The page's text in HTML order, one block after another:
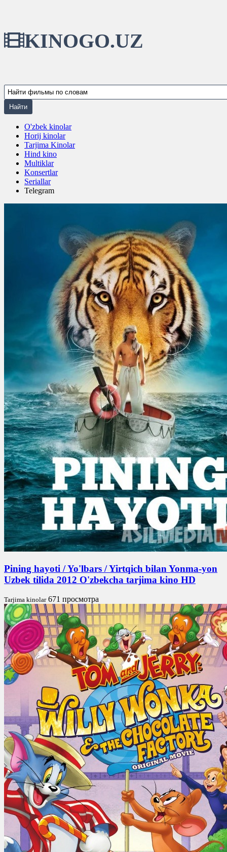
KINOGO.UZ
O'zbek kinolar
Horij kinolar
Tarjima Kinolar
Hind kino
Multiklar
Konsertlar
Seriallar
Telegram
Pining hayoti / Yo'lbars / Yirtqich bilan Yonma-yon
Uzbek tilida 2012 O'zbekcha tarjima kino HD
Tarjima kinolar 671 просмотра